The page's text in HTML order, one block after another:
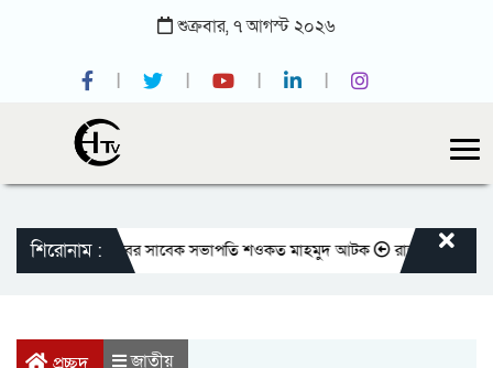
শুক্রবার,৭আগস্ট ২০২৬
শিরোনাম :
জাতীয় প্রেসক্লাবের সাবেক সভাপতি শওকত মাহমুদ আটক রাজবাড়ীতে বীর
জাতীয়